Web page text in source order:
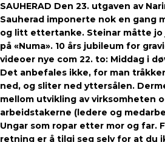
SAUHERAD Den 23. utgaven av
Sauherad imponerte nok en gang
og litt ettertanke. Steinar måtte jo
på «Numa». 10 års jubileum for
videoer nye com 22. to: Middag i
Det anbefales ikke, for man
ned, og sliter ned yttersålen.
mellom utvikling av virksomheten
arbeidstakerne (ledere og
Ungar som ropar etter mor og far.
retning er å tilgi seg selv for at du